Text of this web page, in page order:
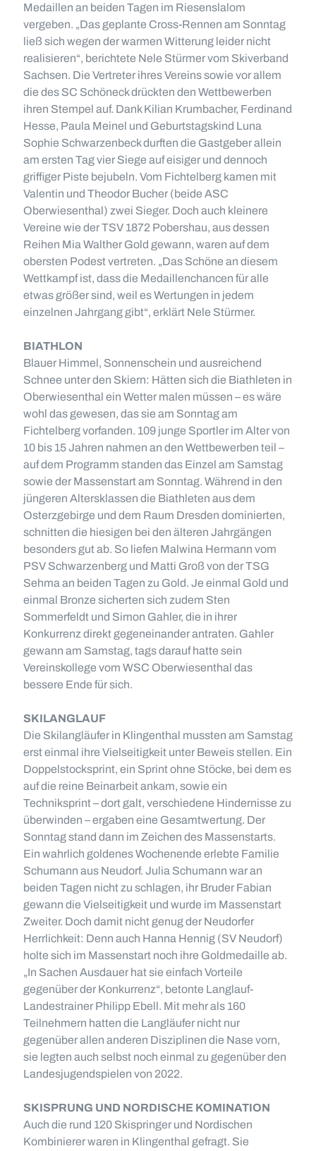
Medaillen an beiden Tagen im Riesenslalom
vergeben. „Das geplante Cross-Rennen am Sonntag
ließ sich wegen der warmen Witterung leider nicht
realisieren“, berichtete Nele Stürmer vom Skiverband
Sachsen. Die Vertreter ihres Vereins sowie vor allem
die des SC Schöneck drückten den Wettbewerben
ihren Stempel auf. Dank Kilian Krumbacher, Ferdinand
Hesse, Paula Meinel und Geburtstagskind Luna
Sophie Schwarzenbeck durften die Gastgeber allein
am ersten Tag vier Siege auf eisiger und dennoch
griffiger Piste bejubeln. Vom Fichtelberg kamen mit
Valentin und Theodor Bucher (beide ASC
Oberwiesenthal) zwei Sieger. Doch auch kleinere
Vereine wie der TSV 1872 Pobershau, aus dessen
Reihen Mia Walther Gold gewann, waren auf dem
obersten Podest vertreten. „Das Schöne an diesem
Wettkampf ist, dass die Medaillenchancen für alle
etwas größer sind, weil es Wertungen in jedem
einzelnen Jahrgang gibt“, erklärt Nele Stürmer.
BIATHLON
Blauer Himmel, Sonnenschein und ausreichend
Schnee unter den Skiern: Hätten sich die Biathleten in
Oberwiesenthal ein Wetter malen müssen – es wäre
wohl das gewesen, das sie am Sonntag am
Fichtelberg vorfanden. 109 junge Sportler im Alter von
10 bis 15 Jahren nahmen an den Wettbewerben teil –
auf dem Programm standen das Einzel am Samstag
sowie der Massenstart am Sonntag. Während in den
jüngeren Altersklassen die Biathleten aus dem
Osterzgebirge und dem Raum Dresden dominierten,
schnitten die hiesigen bei den älteren Jahrgängen
besonders gut ab. So liefen Malwina Hermann vom
PSV Schwarzenberg und Matti Groß von der TSG
Sehma an beiden Tagen zu Gold. Je einmal Gold und
einmal Bronze sicherten sich zudem Sten
Sommerfeldt und Simon Gahler, die in ihrer
Konkurrenz direkt gegeneinander antraten. Gahler
gewann am Samstag, tags darauf hatte sein
Vereinskollege vom WSC Oberwiesenthal das
bessere Ende für sich.
SKILANGLAUF
Die Skilangläufer in Klingenthal mussten am Samstag
erst einmal ihre Vielseitigkeit unter Beweis stellen. Ein
Doppelstocksprint, ein Sprint ohne Stöcke, bei dem es
auf die reine Beinarbeit ankam, sowie ein
Techniksprint – dort galt, verschiedene Hindernisse zu
überwinden – ergaben eine Gesamtwertung. Der
Sonntag stand dann im Zeichen des Massenstarts.
Ein wahrlich goldenes Wochenende erlebte Familie
Schumann aus Neudorf. Julia Schumann war an
beiden Tagen nicht zu schlagen, ihr Bruder Fabian
gewann die Vielseitigkeit und wurde im Massenstart
Zweiter. Doch damit nicht genug der Neudorfer
Herrlichkeit: Denn auch Hanna Hennig (SV Neudorf)
holte sich im Massenstart noch ihre Goldmedaille ab.
„In Sachen Ausdauer hat sie einfach Vorteile
gegenüber der Konkurrenz“, betonte Langlauf-
Landestrainer Philipp Ebell. Mit mehr als 160
Teilnehmern hatten die Langläufer nicht nur
gegenüber allen anderen Disziplinen die Nase vorn,
sie legten auch selbst noch einmal zu gegenüber den
Landesjugendspielen von 2022.
SKISPRUNG UND NORDISCHE KOMINATION
Auch die rund 120 Skispringer und Nordischen
Kombinierer waren in Klingenthal gefragt. Sie